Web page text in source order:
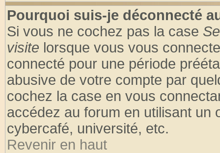
Pourquoi suis-je déconnecté
Si vous ne cochez pas la case
visite lorsque vous vous
connecté pour une période
abusive de votre compte par
cochez la case en vous
accédez au forum en utilisant un
cybercafé, université, etc.
Revenir en haut